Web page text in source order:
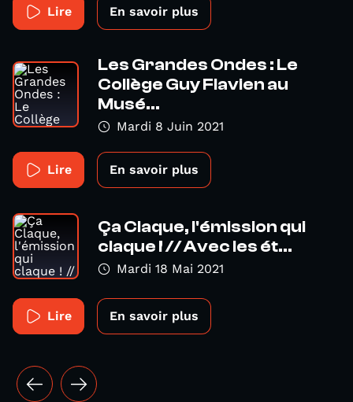
Lire En savoir plus
Les Grandes Ondes : Le
Collège Guy Flavien au
Musé...
Mardi 8 Juin 2021
Lire En savoir plus
Ça Claque, l'émission qui
claque ! // Avec les ét...
Mardi 18 Mai 2021
Lire En savoir plus